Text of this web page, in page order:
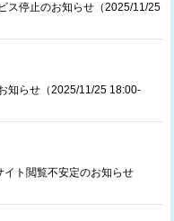
ス停止のお知らせ（2025/11/25
知らせ（2025/11/25 18:00-
イト閲覧不安定のお知らせ